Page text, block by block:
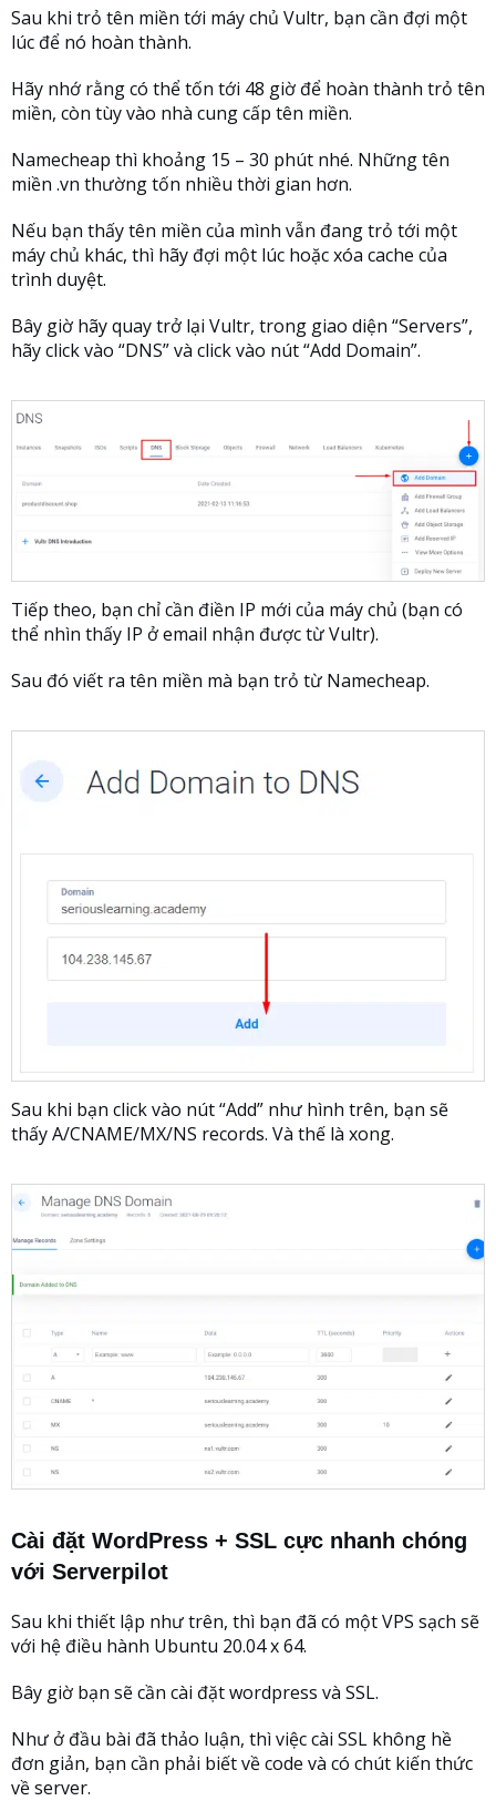
Sau khi trỏ tên miền tới máy chủ Vultr, bạn cần đợi một
lúc để nó hoàn thành.
Hãy nhớ rằng có thể tốn tới 48 giờ để hoàn thành trỏ tên
miền, còn tùy vào nhà cung cấp tên miền.
Namecheap thì khoảng 15 – 30 phút nhé. Những tên
miền .vn thường tốn nhiều thời gian hơn.
Nếu bạn thấy tên miền của mình vẫn đang trỏ tới một
máy chủ khác, thì hãy đợi một lúc hoặc xóa cache của
trình duyệt.
Bây giờ hãy quay trở lại Vultr, trong giao diện “Servers”,
hãy click vào “DNS” và click vào nút “Add Domain”.
Tiếp theo, bạn chỉ cần điền IP mới của máy chủ (bạn có
thể nhìn thấy IP ở email nhận được từ Vultr).
Sau đó viết ra tên miền mà bạn trỏ từ Namecheap.
Sau khi bạn click vào nút “Add” như hình trên, bạn sẽ
thấy A/CNAME/MX/NS records. Và thế là xong.
Cài đặt WordPress + SSL cực nhanh chóng
với Serverpilot
Sau khi thiết lập như trên, thì bạn đã có một VPS sạch sẽ
với hệ điều hành Ubuntu 20.04 x 64.
Bây giờ bạn sẽ cần cài đặt wordpress và SSL.
Như ở đầu bài đã thảo luận, thì việc cài SSL không hề
đơn giản, bạn cần phải biết về code và có chút kiến thức
về server.